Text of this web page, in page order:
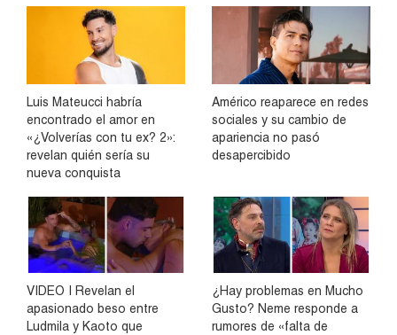
Luis Mateucci habría
encontrado el amor en
«¿Volverías con tu ex? 2»:
revelan quién sería su
nueva conquista
Américo reaparece en redes
sociales y su cambio de
apariencia no pasó
desapercibido
VIDEO | Revelan el
apasionado beso entre
Ludmila y Kaoto que
¿Hay problemas en Mucho
Gusto? Neme responde a
rumores de «falta de